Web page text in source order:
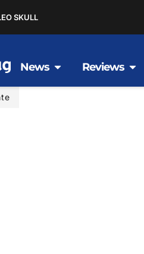
SKULL
News Reviews